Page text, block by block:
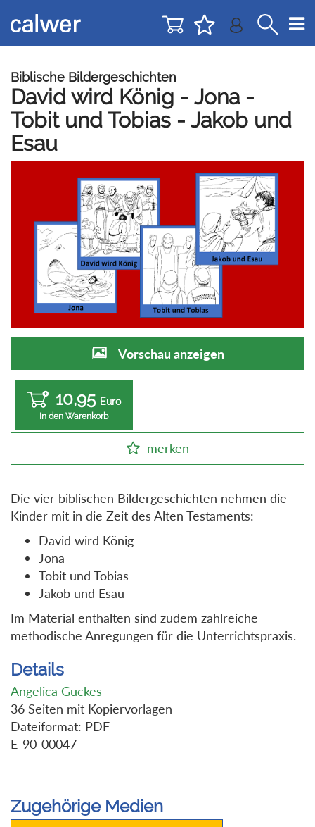
zur
Navigation
zum
Inhalt
Biblische Bildergeschichten
David wird König - Jona -
Tobit und Tobias - Jakob und
Esau
Vorschau anzeigen
10,95 Euro
In den Warenkorb
merken
Die vier biblischen Bildergeschichten nehmen die
Kinder mit in die Zeit des Alten Testaments:
David wird König
Jona
Tobit und Tobias
Jakob und Esau
Im Material enthalten sind zudem zahlreiche
methodische Anregungen für die Unterrichtspraxis.
Details
Angelica Guckes
36 Seiten mit Kopiervorlagen
Dateiformat: PDF
E-90-00047
Zugehörige Medien